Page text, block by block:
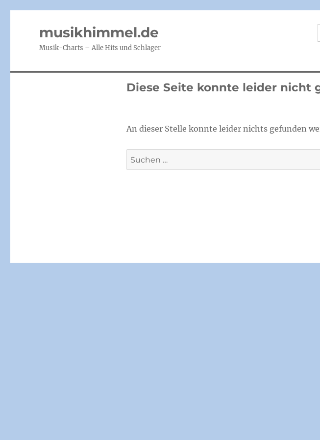
musikhimmel.de
Musik-Charts – Alle Hits und Schlager
Diese Seite konnte leider nicht
An dieser Stelle konnte leider nichts gefunden
Suchen
nach: